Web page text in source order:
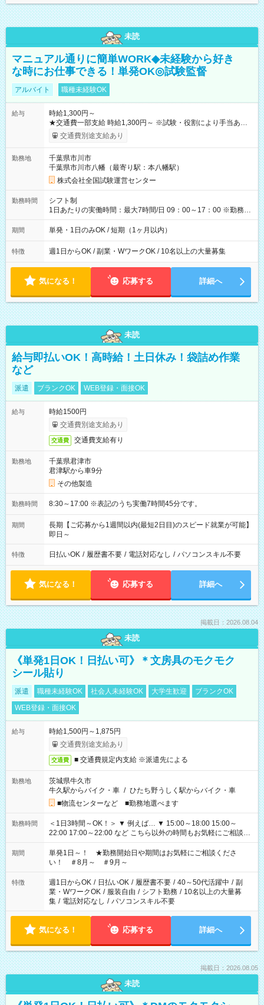
未読
マニュアル通りに簡単WORK◆未経験から好き
な時にお仕事できる！単発OK◎試験監督
アルバイト 職種未経験OK
給与
時給1,300円～
★交通費一部支給 時給1,300円～ ※試験・役割により手当あり
※勤務回数により昇給あり 【即給（前払い）オプションあ
り！】 希望される場合、勤務から1週間ほどで給与の一部を受け
例】 ・河合塾模擬試験 8:30～17:30（休憩1時間） 時給1,300円
×8時間＝日収10,400円＋交通費 ※当日の役割により時給＋100
円の場合あり ・国家試験 7:00～13:30（休憩なし） 時給1,300
円（役割手当＋100円）×6時間＝日収8,400円＋交通費 【試用期
間】試用期間なし
交通費別途支給あり
勤務地
千葉県市川市
千葉県市川市八幡（最寄り駅：本八幡駅）
株式会社全国試験運営センター
勤務時間
シフト制
1日あたりの実働時間：最大7時間/日 09：00～17：00 ※勤務時
間は 試験により異なります。
期間 単発・1日のみOK / 短期（1ヶ月以内）
特徴 週1日からOK / 副業・WワークOK / 10名以上の大量募集
気になる！ 応募する 詳細へ
未読
給与即払いOK！高時給！土日休み！袋詰め作業
など
派遣 ブランクOK WEB登録・面接OK
給与
時給1500円
交通費別途支給あり
交通費 交通費支給有り
勤務地
千葉県君津市
君津駅から車9分
その他製造
勤務時間 8:30～17:00 ※表記のうち実働7時間45分です。
期間
長期【ご応募から1週間以内(最短2日目)のスピード就業が可能】
即日～
特徴 日払いOK / 履歴書不要 / 電話対応なし / パソコンスキル不要
気になる！ 応募する 詳細へ
掲載日：2026.08.04
未読
《単発1日OK！日払い可》＊文房具のモクモク
シール貼り
派遣 職種未経験OK 社会人未経験OK 大学生歓迎
ブランクOK
WEB登録・面接OK
給与
時給1,500円～1,875円
交通費別途支給あり
交通費 ■ 交通費規定内支給 ※派遣先による
勤務地
茨城県牛久市
牛久駅からバイク・車 / ひたち野うしく駅からバイク・車
■物流センターなど ■勤務地選べます
勤務時間
＜1日3時間～OK！＞ ▼ 例えば… ▼ 15:00～18:00 15:00～
22:00 17:00～22:00 など こちら以外の時間もお気軽にご相談く
ださい！
期間
単発1日～！ ★勤務開始日や期間はお気軽にご相談くださ
い！ ＃8月～ ＃9月～
特徴 週1日からOK / 日払いOK / 履歴書不要 / 40～50代活躍中 / 副
業・WワークOK / 服装自由 / シフト勤務 / 10名以上の大量募
集 / 電話対応なし / パソコンスキル不要
気になる！ 応募する 詳細へ
掲載日：2026.08.05
未読